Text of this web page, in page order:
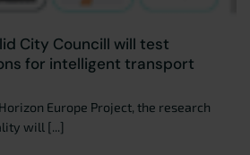
City Councill will test
for intelligent transport
Europe Project, the research
will [...]